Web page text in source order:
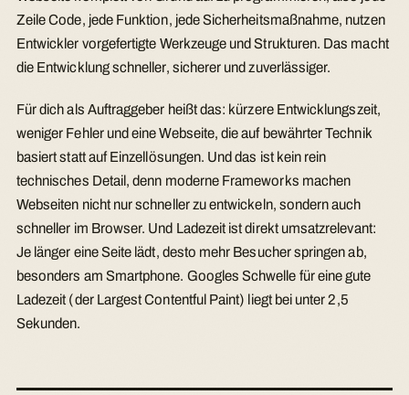
Zeile Code, jede Funktion, jede Sicherheitsmaßnahme, nutzen
Entwickler vorgefertigte Werkzeuge und Strukturen. Das macht
die Entwicklung schneller, sicherer und zuverlässiger.
Für dich als Auftraggeber heißt das: kürzere Entwicklungszeit,
weniger Fehler und eine Webseite, die auf bewährter Technik
basiert statt auf Einzellösungen. Und das ist kein rein
technisches Detail, denn moderne Frameworks machen
Webseiten nicht nur schneller zu entwickeln, sondern auch
schneller im Browser. Und Ladezeit ist direkt umsatzrelevant:
Je länger eine Seite lädt, desto mehr Besucher springen ab,
besonders am Smartphone. Googles Schwelle für eine gute
Ladezeit (der Largest Contentful Paint) liegt bei unter 2,5
Sekunden.